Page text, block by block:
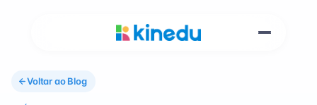
Voltar ao Blog